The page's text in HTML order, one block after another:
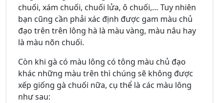
chuối, xám chuối, chuối lửa, ô chuối,… Tuy nhiên
bạn cũng cần phải xác định được gam màu chủ
đạo trên trên lông hà là màu vàng, màu nâu hay
là màu nõn chuối.
Còn khi gà có màu lông có tông màu chủ đạo
khác những màu trên thì chúng sẽ không được
xếp giống gà chuối nữa, cụ thể là các màu lông
như sau: